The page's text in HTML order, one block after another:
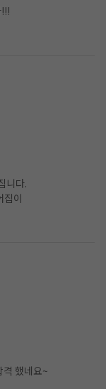
니다.
집이
했네요~